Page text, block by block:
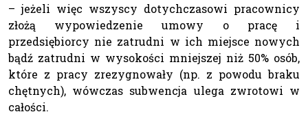
– jeżeli więc wszyscy dotychczasowi pracownicy
złożą wypowiedzenie umowy o pracę i
przedsiębiorcy nie zatrudni w ich miejsce nowych
bądź zatrudni w wysokości mniejszej niż 50% osób,
które z pracy zrezygnowały (np. z powodu braku
chętnych), wówczas subwencja ulega zwrotowi w
całości.